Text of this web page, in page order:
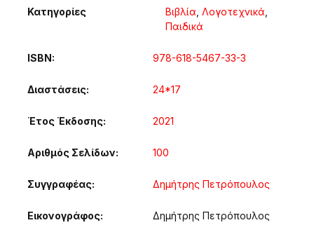
Κατηγορίες Βιβλία Λογοτεχνικά
Παιδικά
ISBN 978-618-5467-33-3
Διαστάσεις 24*17
Έτος Έκδοσης 2021
Αριθμός Σελίδων 100
Συγγραφέας Δημήτρης Πετρόπουλος
Εικονογράφος Δημήτρης Πετρόπουλος